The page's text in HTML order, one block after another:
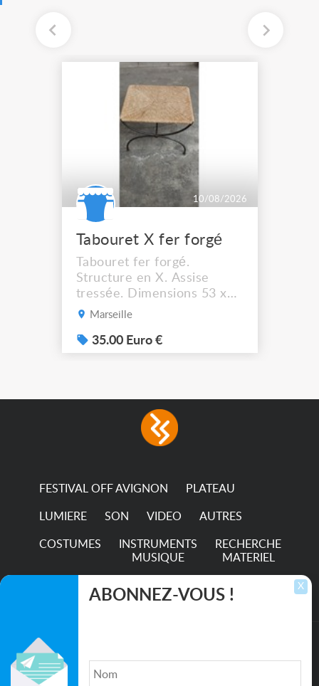
10/08/2026
Tabouret X fer forgé
Tabouret fer forgé.
Structure en X. Assise
tressée. Dimensions 53 x
44 cm. Hauteur assise :
récupérer à Marseille
13012.
Marseille
35.00 Euro €
FESTIVAL OFF AVIGNON PLATEAU
LUMIERE SON VIDEO AUTRES
COSTUMES
INSTRUMENTS
MUSIQUE
RECHERCHE
MATERIEL
TRANSPORTS X
ABONNEZ-VOUS !